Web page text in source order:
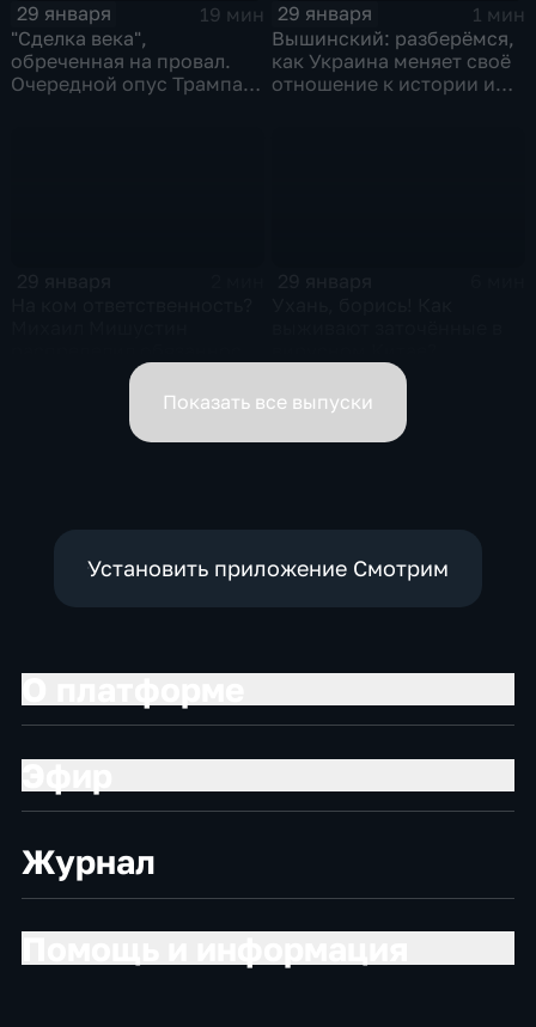
29 января
19 мин
"Сделка века",
обреченная на провал.
Очередной опус Трампа.
29 января
1 мин
Вышинский: разберёмся,
как Украина меняет своё
отношение к истории и
вице-премьеров
Показать все выпуски
Установить приложение Смотрим
Журнал